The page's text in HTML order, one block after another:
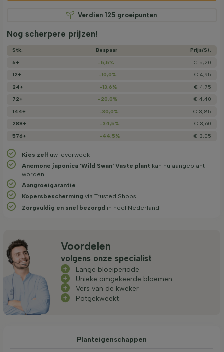
Verdien 125 groeipunten
Nog scherpere prijzen!
Stk. Bespaar
Prijs/­St.
6+
-5,5%
€ 5,20
12+
-10,0%
€ 4,95
24+
-13,6%
€ 4,75
72+
-20,0%
€ 4,40
144+
-30,0%
€ 3,85
288+
-34,5%
€ 3,60
576+
-44,5% € 3,05
Kies zelf uw leverweek
Anemone japonica 'Wild Swan' Vaste plant kan nu aangeplant
worden
Aangroeigarantie
Kopersbescherming via Trusted Shops
Zorgvuldig en snel bezorgd in heel Nederland
Voordelen
volgens onze specialist
Lange bloeiperiode
Unieke omgekeerde bloemen
Vers van de kweker
Potgekweekt
Planteigenschappen